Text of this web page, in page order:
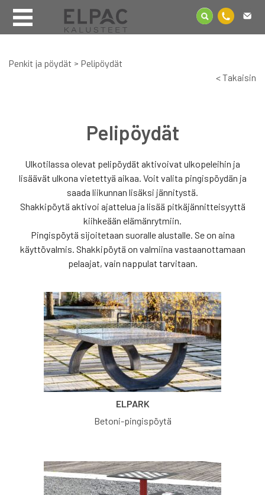
Penkit ja pöydät > Pelipöydät
< Takaisin
Pelipöydät
Ulkotilassa olevat pelipöydät aktivoivat ulkopeleihin ja
lisäävät ulkona vietettyä aikaa. Voit valita pingispöydän ja
saada liikunnan lisäksi jännitystä.
Shakkipöytä aktivoi ajattelua ja lisää pitkäjännitteisyyttä
kiihkeään elämänrytmiin.
Pingispöytä sijoitetaan suoralle alustalle. Se on aina
käyttövalmis. Shakkipöytä on valmiina vastaanottamaan
pelaajat, vain nappulat tarvitaan.
ELPARK
Betoni-pingispöytä